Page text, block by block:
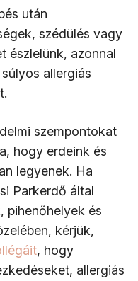
után
szédülés vagy
észlelünk, azonnal
allergiás
szempontokat
hogy erdeink és
legyenek. Ha
Parkerdő által
pihenőhelyek és
kérjük,
, hogy
allergiás